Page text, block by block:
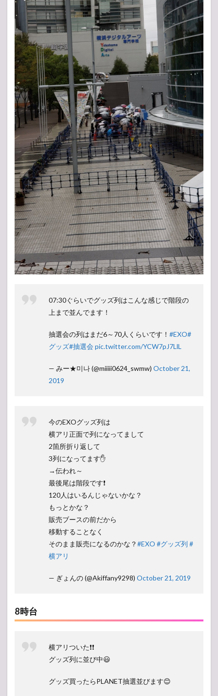
07:30ぐらいでグッズ列はこんな感じで階段の
上まで並んでます！
抽選会の列はまだ6～70人くらいです！ #EXO#
グッズ#抽選会 pic.twitter.com/YCW7pJ7LlL
— みー★미나 (@miiiii0624_swmw) October 21,
2019
今のEXOグッズ列は
横アリ正面で列になってまして
2箇所折り返して
3列になってます✋
→伝われ～
最後尾は階段です❗
120人はいるんじゃないかな？
もっとかな？
販売ブースの前だから
移動することなく
そのまま販売になるのかな？#EXO #グッズ列 #
横アリ
— ぎょんの (@Akiffany9298) October 21, 2019
8時台
横アリついた❗️❗️
グッズ列に並び中😃
グッズ買ったらPLANET抽選並びます😊